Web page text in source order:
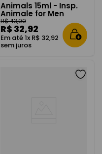
Animals 15ml - Insp.
Animale for Men
R$43,90
R$ 32,92
Em até1x R$ 32,92
sem juros